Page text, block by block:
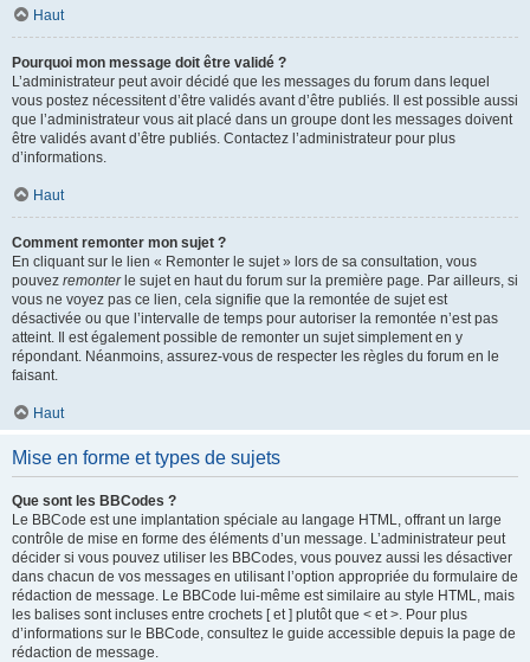
Haut
Pourquoi mon message doit être validé ?
L’administrateur peut avoir décidé que les messages du forum dans lequel
vous postez nécessitent d’être validés avant d’être publiés. Il est possible aussi
que l’administrateur vous ait placé dans un groupe dont les messages doivent
être validés avant d’être publiés. Contactez l’administrateur pour plus
d’informations.
Haut
Comment remonter mon sujet ?
En cliquant sur le lien « Remonter le sujet » lors de sa consultation, vous
pouvez remonterle sujet en haut du forum sur la première page. Par ailleurs, si
vous ne voyez pas ce lien, cela signifie que la remontée de sujet est
désactivée ou que l’intervalle de temps pour autoriser la remontée n’est pas
atteint. Il est également possible de remonter un sujet simplement en y
répondant. Néanmoins, assurez-vous de respecter les règles du forum en le
faisant.
Haut
Mise en forme et types de sujets
Que sont les BBCodes ?
Le BBCode est une implantation spéciale au langage HTML, offrant un large
contrôle de mise en forme des éléments d’un message. L’administrateur peut
décider si vous pouvez utiliser les BBCodes, vous pouvez aussi les désactiver
dans chacun de vos messages en utilisant l’option appropriée du formulaire de
rédaction de message. Le BBCode lui-même est similaire au style HTML, mais
les balises sont incluses entre crochets [ et ] plutôt que < et >. Pour plus
d’informations sur le BBCode, consultez le guide accessible depuis la page de
rédaction de message.